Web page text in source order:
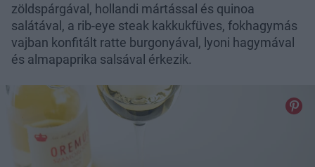
zöldspárgával, hollandi mártással és quinoa
salátával, a rib-eye steak kakkukfüves, fokhagymás
vajban konfitált ratte burgonyával, lyoni hagymával
és almapaprika salsával érkezik.